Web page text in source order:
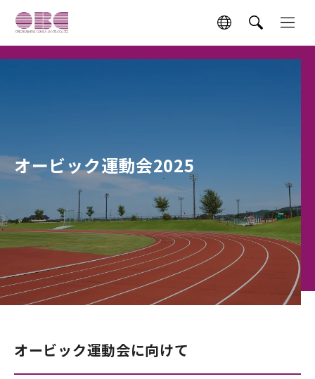
オービック運動会2025
オービック運動会に向けて